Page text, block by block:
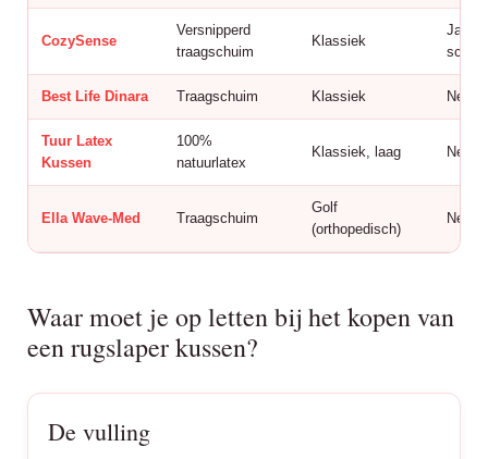
CozySense
Versnipperd
traagschuim
Klassiek
Ja,
Best Life Dinara Traagschuim Klassiek Nee
Tuur Latex
Kussen
100%
natuurlatex
Klassiek, laag Nee
Ella Wave-Med Traagschuim
Golf
(orthopedisch)
Nee
Waar moet je op letten bij het kopen van
een rugslaper kussen?
De vulling